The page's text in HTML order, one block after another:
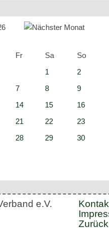
Fr Sa
So
1
2
7 8
9
14 15
16
21 22
23
28 29
30
e.V.
Zurück